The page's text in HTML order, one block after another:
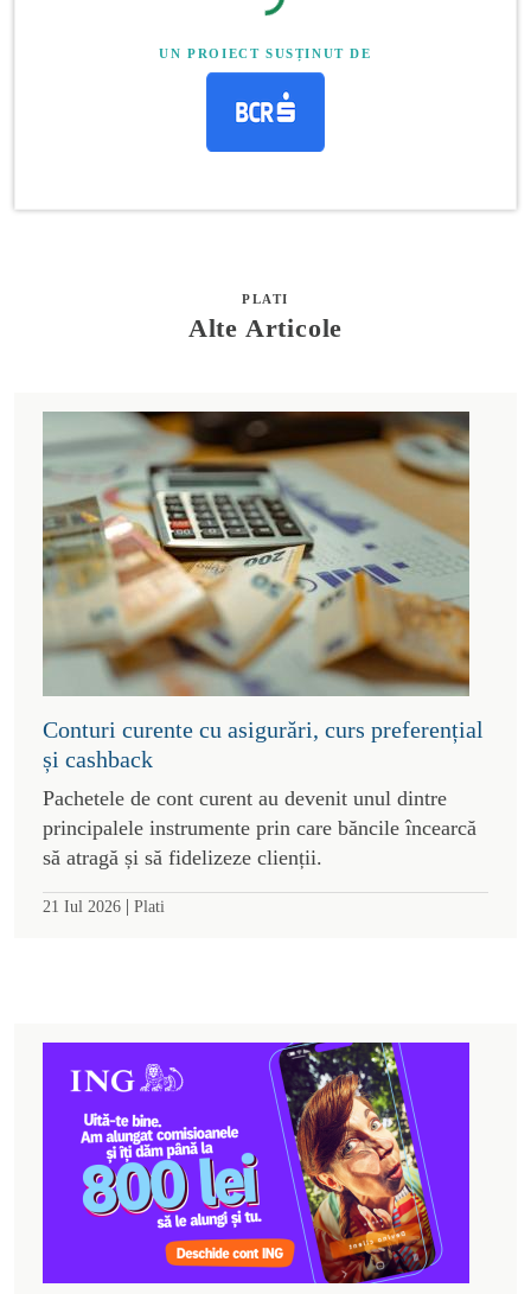
UN PROIECT SUSȚINUT DE
PLATI
Alte Articole
Conturi curente cu asigurări, curs preferențial
și cashback
Pachetele de cont curent au devenit unul dintre
principalele instrumente prin care băncile încearcă
să atragă și să fidelizeze clienții.
21 Iul 2026 | Plati